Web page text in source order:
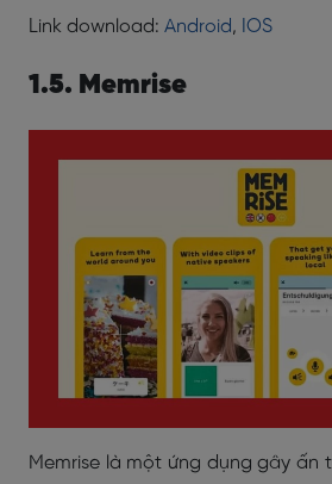
Link download: Android, IOS
1.5. Memrise
Memrise là một ứng dụng gây ấn